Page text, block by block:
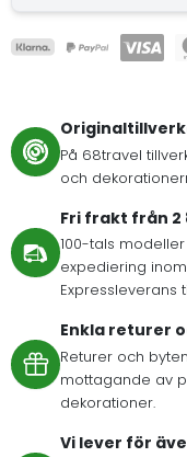
På 68travel
och
Fri frakt från 2
100-tals
expediering
Expressleverans
Enkla returer
Returer och
mottagande av
dekorationer.
Vi lever för